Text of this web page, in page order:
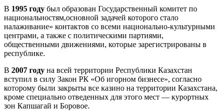
В 1995 году был образован Государственный комитет по
национальностям,основной задачей которого стало
налаживание» контактов со всеми национально-культурными
центрами, а также с политическими партиями,
общественными движениями, которые зарегистрированы в
республике.
В 2007 году на всей территории Республики Казахстан
вступил в силу Закон РК «Об игорном бизнесе», согласно
которому были закрыты все казино на территории Казахстана,
кроме специально отведенных для этого мест — курортных
зон Капшагай и Боровое.